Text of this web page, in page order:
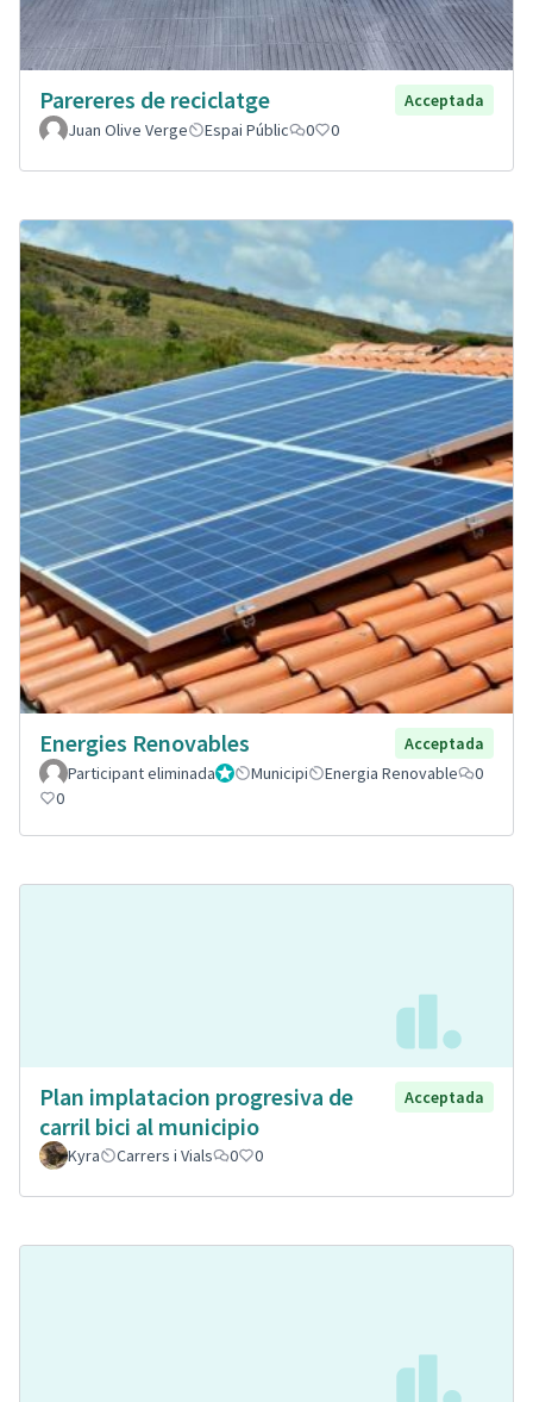
Parereres de reciclatge
Acceptada
Juan Olive Verge
Espai Públic 0 0
Energies Renovables
Acceptada
Participant eliminadaAdministrador
Municipi Energia Renovable
0
0
Plan implatacion progresiva de
carril bici al municipio
Acceptada
Kyra Carrers i Vials 0 0